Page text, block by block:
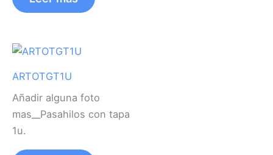
ARTOTGT1U
Añadir alguna foto
mas__Pasahilos con tapa
1u.